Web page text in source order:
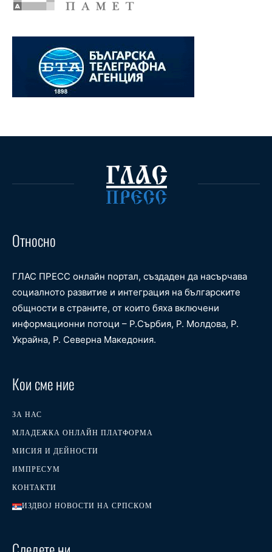
Относно
ГЛАС ПРЕСС онлайн портал, създаден да насърчава
социалното развитие и интеграция на българските
общности в страните, от които бяха включени
информационни потоци – Р.Сърбия, Р. Молдова, Р.
Украйна, Р. Северна Македония.
Кои сме ние
ЗА НАС
МЛАДЕЖКА ОНЛАЙН ПЛАТФОРМА
МИСИЯ И ДЕЙНОСТИ
ИМПРЕСУМ
КОНТАКТИ
ИЗДВОЈ НОВОСТИ НА СРПСКОМ